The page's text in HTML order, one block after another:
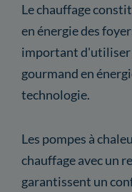
Le chauffage
en énergie des
important d'utiliser
gourmand en
technologie.
Les pompes à
chauffage avec un
garantissent un